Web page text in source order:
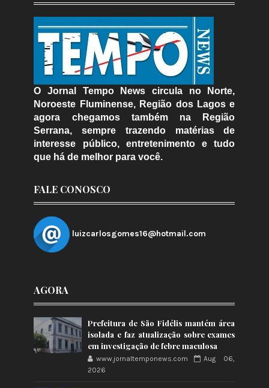
O Jornal Tempo News circula no Norte,
Noroeste Fluminense, Região dos Lagos e
agora chegamos também na Região
Serrana, sempre trazendo matérias de
interesse público, entretenimento e tudo
que há de melhor para você.
FALE CONOSCO
luizcarlosgomes16@hotmail.com
AGORA
Prefeitura de São Fidélis mantém área
isolada e faz atualização sobre exames
em investigação de febre maculosa
www.jornaltemponews.com
Aug 06,
2026